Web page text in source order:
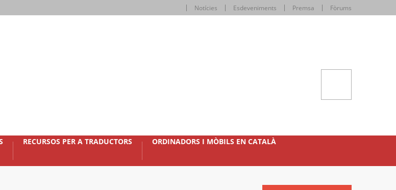
Notícies Esdeveniments Premsa Fòrums
RECURSOS PER A TRADUCTORS ORDINADORS I MÒBILS EN CATALÀ